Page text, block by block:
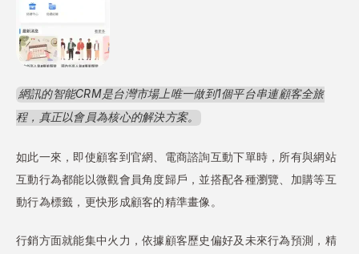
網訊的智能CRM是台灣市場上唯一做到1個平台串連顧客全旅
程，真正以會員為核心的解決方案。
如此一來，即使顧客到官網、電商諮詢互動下單時，所有與網站
互動行為都能以微觀會員角度歸戶，並搭配各種瀏覽、加購等互
動行為標籤，更快形成顧客的精準畫像。
行銷方面就能集中火力，依據顧客歷史偏好及未來行為預測，精